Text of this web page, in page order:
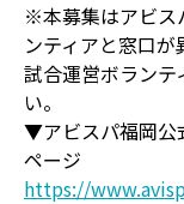
※本募集はアビス
ンティアと窓口が
試合運営ボラン
い。
▼アビスパ福岡公
ページ
https://